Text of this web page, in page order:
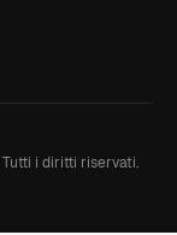
Tutti i diritti riservati.